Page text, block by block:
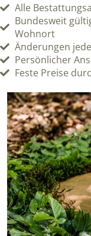
Alle
Bundesweit
Wohnort
Änderungen
Persönlicher
Feste Preise